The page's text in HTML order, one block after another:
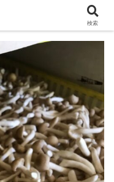
検索